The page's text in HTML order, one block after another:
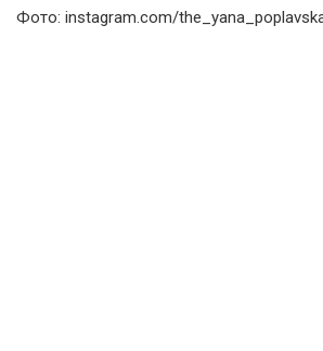
Фото: instagram.com/